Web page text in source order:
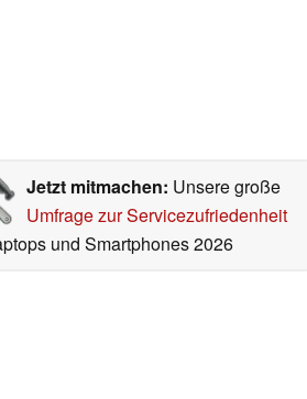
Jetzt mitmachen: Unsere große
Umfrage zur Servicezufriedenheit
und Smartphones 2026